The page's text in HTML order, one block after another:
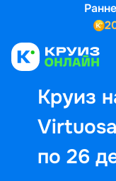
Круиз
по 26